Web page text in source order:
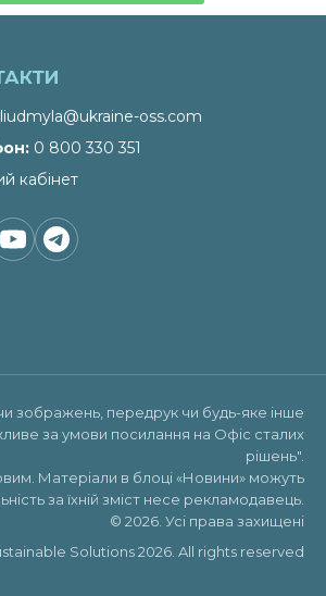
liudmyla@ukraine-oss.com
0 800 330 351
кабінет
зображень, передрук чи будь-яке інше
за умови посилання на Офіс сталих
рішень"
Матеріали в блоці «Новини» можуть
за їхній зміст несе рекламодавець.
© 2026. Усі права захищені
Solutions 2026. All rights reserved